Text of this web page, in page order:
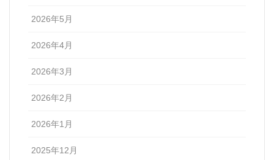
2026年5月
2026年4月
2026年3月
2026年2月
2026年1月
2025年12月